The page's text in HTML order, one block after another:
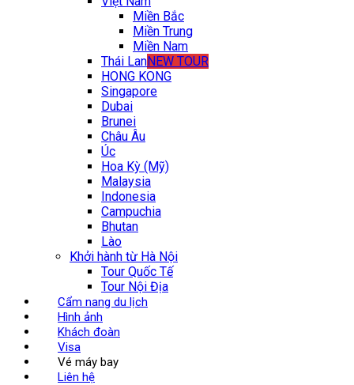
Miền Bắc
Miền Trung
Miền Nam
Thái LanNEW TOUR
HONG KONG
Singapore
Dubai
Brunei
Châu Âu
Úc
Hoa Kỳ (Mỹ)
Malaysia
Indonesia
Campuchia
Bhutan
Lào
Khởi hành từ Hà Nội
Tour Quốc Tế
Tour Nội Địa
Cẩm nang du lịch
Hình ảnh
Khách đoàn
Visa
Vé máy bay
Liên hệ